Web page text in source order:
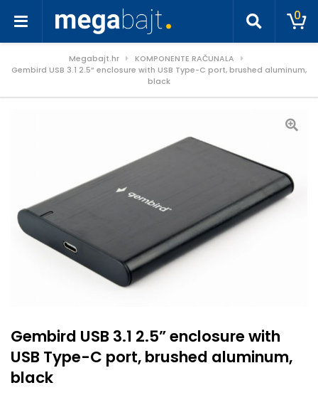
0
Megabajt.hr
KOMPONENTE RAČUNALA
Gembird USB 3.1 2.5” enclosure with USB Type-C port, brushed aluminum,
black
Gembird USB 3.1 2.5” enclosure with
USB Type-C port, brushed aluminum,
black